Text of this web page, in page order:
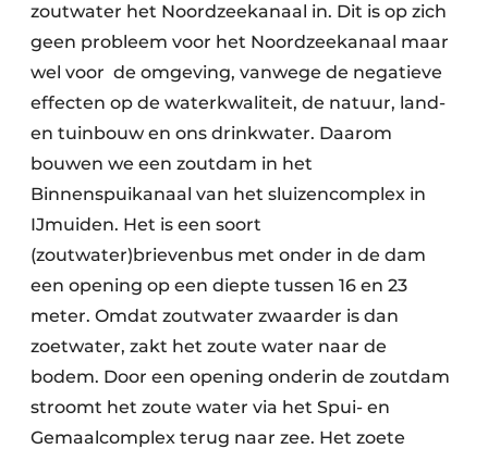
zoutwater het Noordzeekanaal in. Dit is op zich
geen probleem voor het Noordzeekanaal maar
wel voor de omgeving, vanwege de negatieve
effecten op de waterkwaliteit, de natuur, land-
en tuinbouw en ons drinkwater. Daarom
bouwen we een zoutdam in het
Binnenspuikanaal van het sluizencomplex in
IJmuiden. Het is een soort
(zoutwater)brievenbus met onder in de dam
een opening op een diepte tussen 16 en 23
meter. Omdat zoutwater zwaarder is dan
zoetwater, zakt het zoute water naar de
bodem. Door een opening onderin de zoutdam
stroomt het zoute water via het Spui- en
Gemaalcomplex terug naar zee. Het zoete